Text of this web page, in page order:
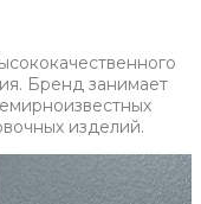
Бренд занимает
изделий.